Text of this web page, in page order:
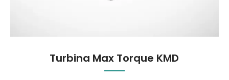
Turbina Max Torque KMD